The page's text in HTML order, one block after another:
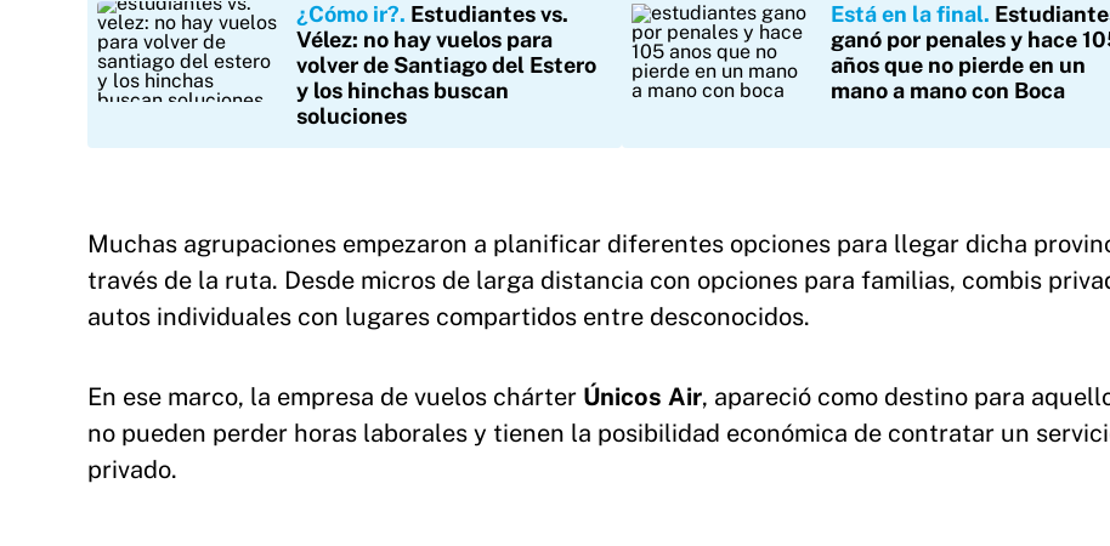
¿Cómo ir? Estudiantes vs.
Vélez: no hay vuelos para
volver de Santiago del Estero
y los hinchas buscan
soluciones
Está en la final
ganó por penales y hace
años que no pierde en un
mano a mano con Boca
Muchas agrupaciones empezaron a planificar diferentes opciones para llegar dicha
través de la ruta. Desde micros de larga distancia con opciones para familias, combis
autos individuales con lugares compartidos entre desconocidos.
En ese marco, la empresa de vuelos chárter Únicos Air, apareció como destino para
no pueden perder horas laborales y tienen la posibilidad económica de contratar un
privado.